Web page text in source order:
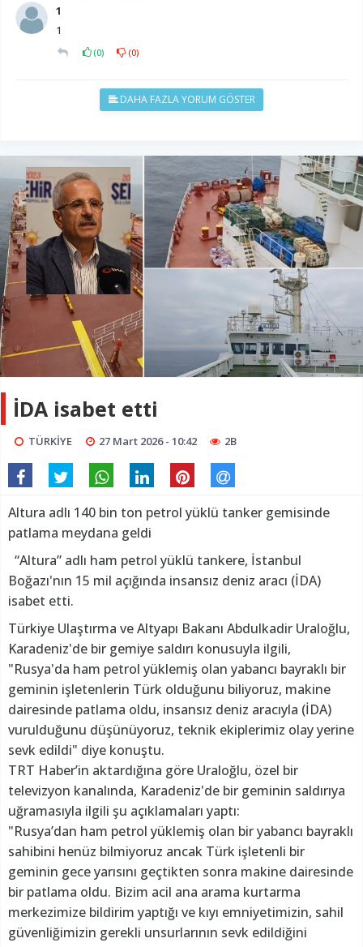
1
1
(0) (0)
DAHA FAZLA YORUM GÖSTER
İDA isabet etti
TÜRKİYE 27 Mart 2026 - 10:42 2B
Altura adlı 140 bin ton petrol yüklü tanker gemisinde
patlama meydana geldi
“Altura” adlı ham petrol yüklü tankere, İstanbul
Boğazı'nın 15 mil açığında insansız deniz aracı (İDA)
isabet etti.
Türkiye Ulaştırma ve Altyapı Bakanı Abdulkadir Uraloğlu,
Karadeniz'de bir gemiye saldırı konusuyla ilgili,
"Rusya'da ham petrol yüklemiş olan yabancı bayraklı bir
geminin işletenlerin Türk olduğunu biliyoruz, makine
dairesinde patlama oldu, insansız deniz aracıyla (İDA)
vurulduğunu düşünüyoruz, teknik ekiplerimiz olay yerine
sevk edildi" diye konuştu.
TRT Haber’in aktardığına göre Uraloğlu, özel bir
televizyon kanalında, Karadeniz'de bir geminin saldırıya
uğramasıyla ilgili şu açıklamaları yaptı:
"Rusya’dan ham petrol yüklemiş olan bir yabancı bayraklı
sahibini henüz bilmiyoruz ancak Türk işletenli bir
geminin gece yarısını geçtikten sonra makine dairesinde
bir patlama oldu. Bizim acil ana arama kurtarma
merkezimize bildirim yaptığı ve kıyı emniyetimizin, sahil
güvenliğimizin gerekli unsurlarının sevk edildiğini